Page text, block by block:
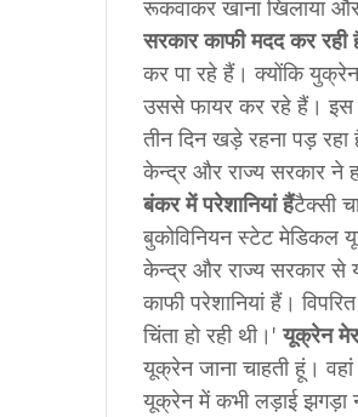
रूकवाकर खाना खिलाया
सरकार काफी मदद कर रही
कर पा रहे हैं। क्‍योंकि
उससे फायर कर रहे हैं। इस
तीन दिन खड़े रहना पड़
केन्‍द्र और राज्‍य सरकार ने
बंकर में परेशानियां हैंटैक्‍सी
बुकोविनियन स्टेट मेडिकल
केन्‍द्र और राज्‍य सरकार से
काफी परेशानियां हैं।
चिंता हो रही थी।'यूक्रेन
यूक्रेन जाना चाहती हूं।
यूक्रेन में कभी लड़ाई झगड़ा